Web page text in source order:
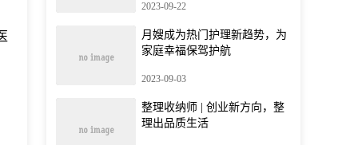
2023-09-22
月嫂成为热门护理新趋势，为
家庭幸福保驾护航
2023-09-03
整理收纳师 | 创业新方向，整
理出品质生活